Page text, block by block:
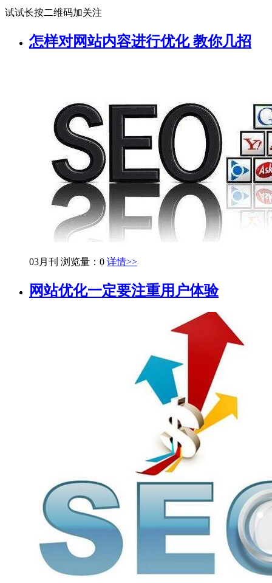
试试长按二维码加关注
怎样对网站内容进行优化 教你几招
03月刊 浏览量：0 详情>>
网站优化一定要注重用户体验